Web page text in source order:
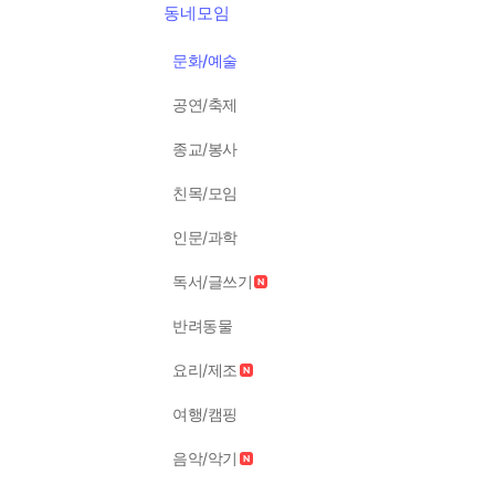
동네모임
문화/예술
공연/축제
종교/봉사
친목/모임
인문/과학
독서/글쓰기
반려동물
요리/제조
여행/캠핑
음악/악기